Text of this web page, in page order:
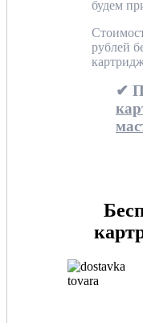
будем
рублей
✔